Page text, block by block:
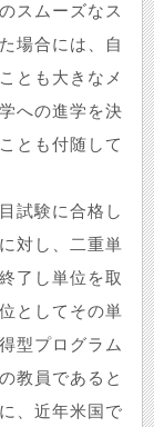
スムーズなス
場合には、自
とも大きなメ
への進学を決
とも付随して
試験に合格し
対し、二重単
了し単位を取
としてその単
型プログラム
教員であると
、近年米国で